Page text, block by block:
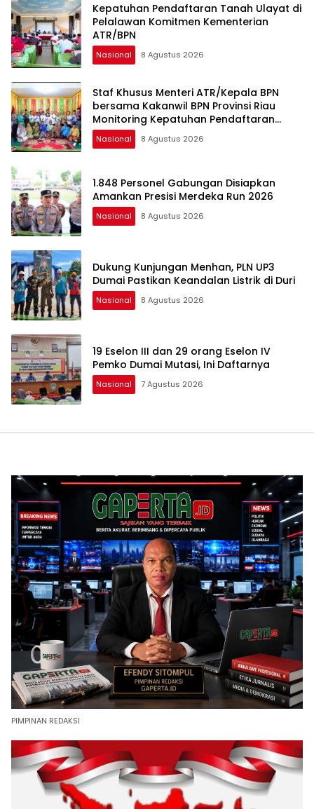
Kepatuhan Pendaftaran Tanah Ulayat di
Pelalawan Komitmen Kementerian
ATR/BPN
Nasional 8 Agustus 2026
Staf Khusus Menteri ATR/Kepala BPN
bersama Kakanwil BPN Provinsi Riau
Monitoring Kepatuhan Pendaftaran
Tanah Ulayat
Nasional 8 Agustus 2026
1.848 Personel Gabungan Disiapkan
Amankan Presisi Merdeka Run 2026
Nasional 8 Agustus 2026
Dukung Kunjungan Menhan, PLN UP3
Dumai Pastikan Keandalan Listrik di Duri
Nasional 8 Agustus 2026
19 Eselon III dan 29 orang Eselon IV
Pemko Dumai Mutasi, Ini Daftarnya
Nasional 7 Agustus 2026
PIMPINAN REDAKSI